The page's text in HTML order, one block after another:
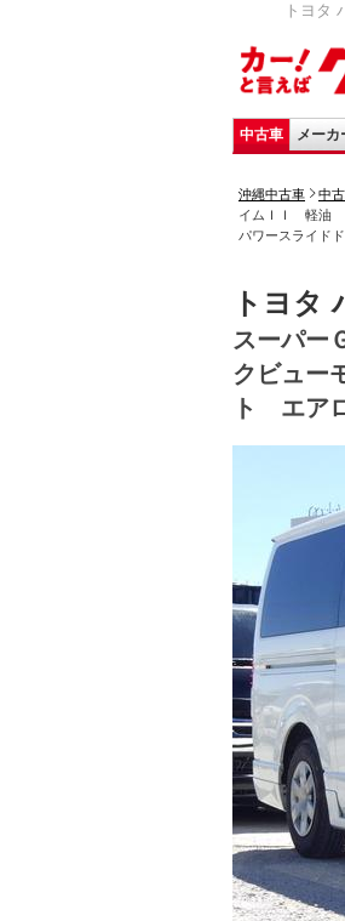
トヨ
中古車 メーカ
沖縄中古車 中
イムＩＩ 軽油
パワースライド
トヨタ
スーパ
クビュー
ト エア